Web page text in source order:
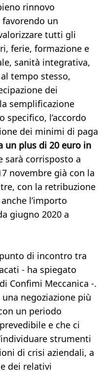
rinnovo
un
tutti gli
ferie, formazione e
sanità integrativa,
tempo stesso,
dei
semplificazione
specifico, l’accordo
dei minimi di paga
un plus di 20 euro in
sarà corrisposto a
novembre già con la
con la retribuzione
l’importo
giugno 2020 a
di incontro tra
- ha spiegato
Confimi Meccanica -.
negoziazione più
un periodo
e che ci
strumenti
di crisi aziendali, a
dei relativi